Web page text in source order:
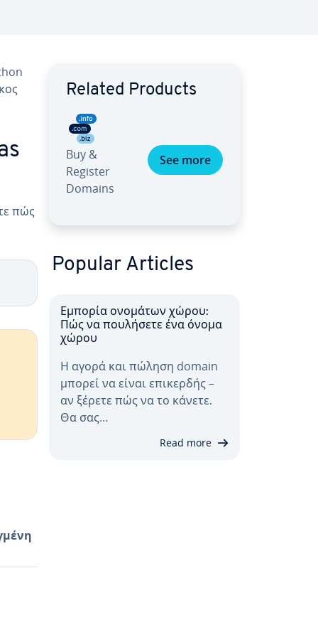
πώς
Related Products
Buy &
Register
Domains
See more
Popular Articles
Εμπορία ονομάτων χώρου:
Πώς να πουλήσετε ένα όνομα
χώρου
Η αγορά και πώληση domain
μπορεί να είναι επικερδής –
αν ξέρετε πώς να το κάνετε.
Θα σας…
Read more